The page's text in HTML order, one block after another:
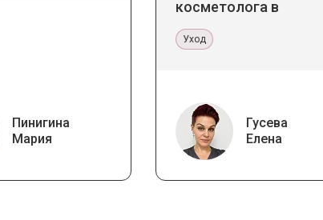
Пинигина
Мария
косметолога в
Уход
Гусева
Елена